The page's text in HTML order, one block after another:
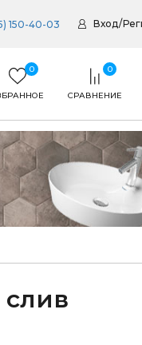
150-40-03 Вход/
0 0
СРАВНЕНИЕ
слив